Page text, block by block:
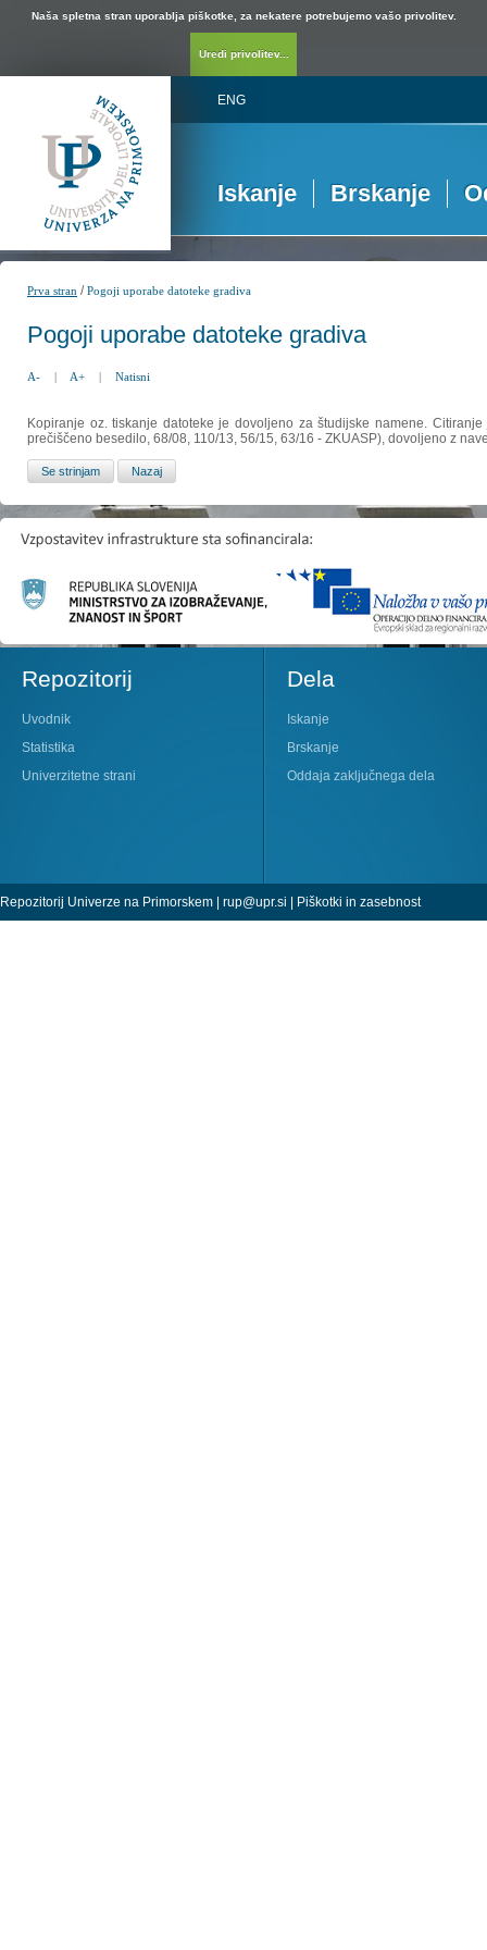
Naša spletna stran uporablja piškotke, za nekatere potrebujemo vašo privolitev.
Uredi privolitev...
ENG
Iskanje Brskanje
Prva stran /Pogoji uporabe datoteke gradiva
Pogoji uporabe datoteke gradiva
A- | A+ | Natisni
Kopiranje oz. tiskanje datoteke je dovoljeno za študijske namene.
prečiščeno besedilo, 68/08, 110/13, 56/15, 63/16 - ZKUASP), dovoljeno z
Repozitorij
Uvodnik
Statistika
Univerzitetne strani
Dela
Iskanje
Brskanje
Oddaja zaključnega dela
Repozitorij Univerze na Primorskem | rup@upr.si | Piškotki in zasebnost